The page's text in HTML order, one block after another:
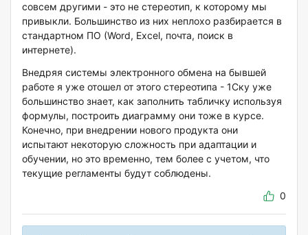
совсем другими - это не стереотип, к которому мы
привыкли. Большинство из них неплохо разбирается в
стандартном ПО (Word, Excel, почта, поиск в
интернете).
Внедряя системы электронного обмена на бывшей
работе я уже отошел от этого стереотипа - 1Ску уже
большинство знает, как заполнить табличку используя
формулы, построить диаграмму они тоже в курсе.
Конечно, при внедрении нового продукта они
испытают некоторую сложность при адаптации и
обучении, но это временно, тем более с учетом, что
текущие регламенты будут соблюдены.
0